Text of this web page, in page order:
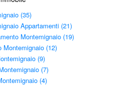
(35)
Appartamenti (21)
Montemignaio (19)
Montemignaio (12)
(9)
(7)
(4)